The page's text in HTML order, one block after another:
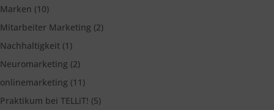
Marken (10)
Mitarbeiter Marketing (2)
Nachhaltigkeit (1)
Neuromarketing (2)
onlinemarketing (11)
Praktikum bei TELLiT! (5)